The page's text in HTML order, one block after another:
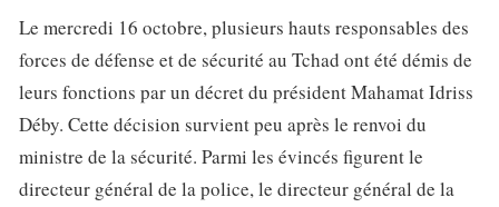
Le mercredi 16 octobre, plusieurs hauts responsables des
forces de défense et de sécurité au Tchad ont été démis de
leurs fonctions par un décret du président Mahamat Idriss
Déby. Cette décision survient peu après le renvoi du
ministre de la sécurité. Parmi les évincés figurent le
directeur général de la police, le directeur général de la